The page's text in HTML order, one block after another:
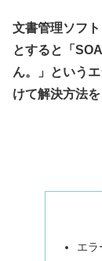
文書管理ソフ
とすると「
ん。」という
けて解決方法を
エラ